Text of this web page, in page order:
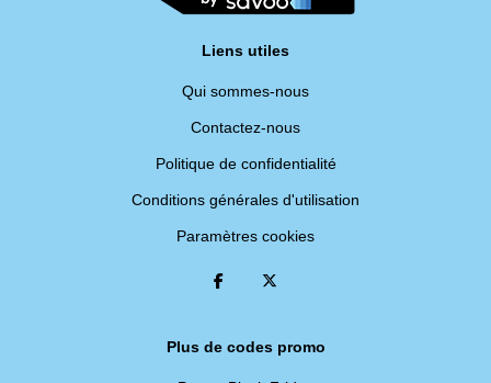
Liens utiles
Qui sommes-nous
Contactez-nous
Politique de confidentialité
Conditions générales d'utilisation
Paramètres cookies
Plus de codes promo